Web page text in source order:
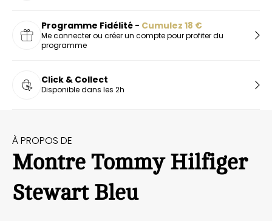
Programme Fidélité - Cumulez 18 €
Me connecter ou créer un compte pour profiter du
programme
Click & Collect
Disponible dans les 2h
À PROPOS DE
Montre Tommy Hilfiger
Stewart Bleu